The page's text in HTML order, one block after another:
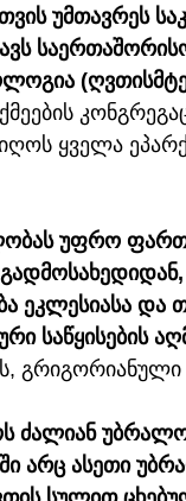
უმთავრეს
ყველა
უფრო
ეკლესიასა და
საწყისების
ძალიან
არც ასეთი